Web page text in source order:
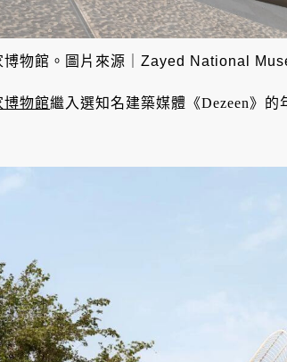
博物館。圖片來源｜Zayed National
博物館繼入選知名建築媒體《Dezeen》